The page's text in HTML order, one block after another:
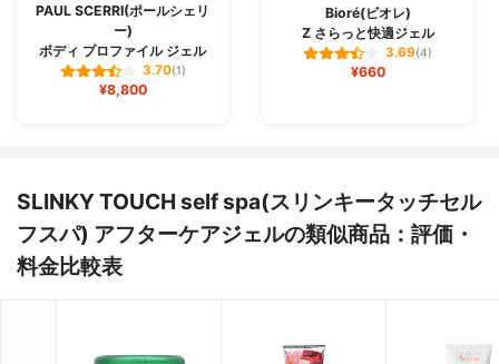
PAUL SCERRI(ポールシェリ
ー)
ボディ プロファイル ジェル
3.70(1)
¥8,800
Bioré(ビオレ)
Z さらっと快適ジェル
3.69(4)
¥660
SLINKY TOUCH self spa(スリンキータッチセル
フスパ) アフターケアジェルの類似商品：評価・
料金比較表